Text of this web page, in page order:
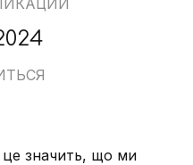
це значить, що ми